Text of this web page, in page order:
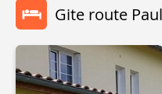
Gite route